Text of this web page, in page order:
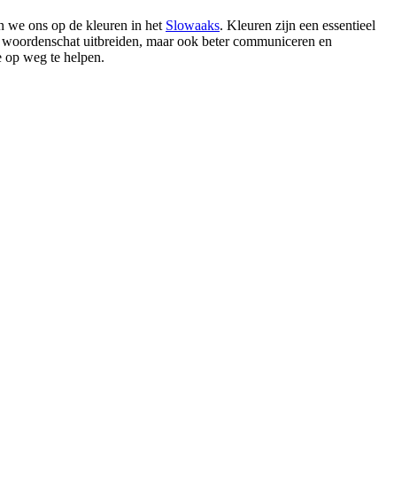
we ons op de kleuren in het Slowaaks. Kleuren zijn een essentieel
uitbreiden, maar ook beter communiceren en
weg te helpen.